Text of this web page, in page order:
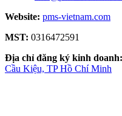
Website: pms-vietnam.com
MST: 0316472591
Địa chỉ đăng ký kinh doanh:
Cầu Kiệu, TP Hồ Chí Minh